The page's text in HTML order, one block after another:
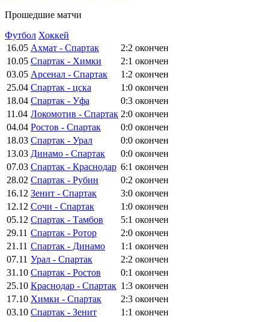
Прошедшие матчи
Футбол Хоккей
16.05 Ахмат - Спартак 2:2 окончен
10.05 Спартак - Химки 2:1 окончен
03.05 Арсенал - Спартак 1:2 окончен
25.04 Спартак - цска 1:0 окончен
18.04 Спартак - Уфа 0:3 окончен
11.04 Локомотив - Спартак 2:0 окончен
04.04 Ростов - Спартак 0:0 окончен
18.03 Спартак - Урал 0:0 окончен
13.03 Динамо - Спартак 0:0 окончен
07.03 Спартак - Краснодар 6:1 окончен
28.02 Спартак - Рубин 0:2 окончен
16.12 Зенит - Спартак 3:0 окончен
12.12 Сочи - Спартак 1:0 окончен
05.12 Спартак - Тамбов 5:1 окончен
29.11 Спартак - Ротор 2:0 окончен
21.11 Спартак - Динамо 1:1 окончен
07.11 Урал - Спартак 2:2 окончен
31.10 Спартак - Ростов 0:1 окончен
25.10 Краснодар - Спартак 1:3 окончен
17.10 Химки - Спартак 2:3 окончен
03.10 Спартак - Зенит 1:1 окончен